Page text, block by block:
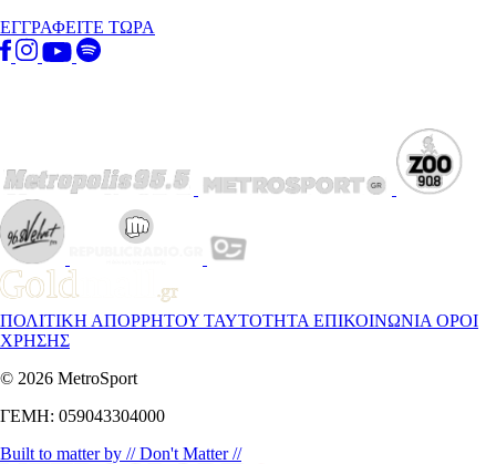
ΕΓΓΡΑΦΕΙΤΕ ΤΩΡΑ
ΠΟΛΙΤΙΚΗ ΑΠΟΡΡΗΤΟΥ ΤΑΥΤΟΤΗΤΑ ΕΠΙΚΟΙΝΩΝΙΑ ΟΡΟΙ
ΧΡΗΣΗΣ
© 2026 MetroSport
ΓΕΜΗ: 059043304000
Built to matter by // Don't Matter //